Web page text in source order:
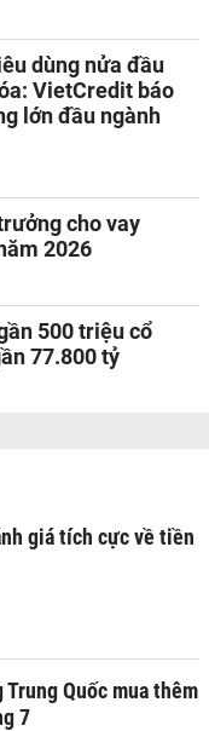
dùng nửa đầu
VietCredit báo
lớn đầu ngành
cho vay
2026
500 triệu cổ
77.800 tỷ
giá tích cực về tiền
Trung Quốc mua thêm
7